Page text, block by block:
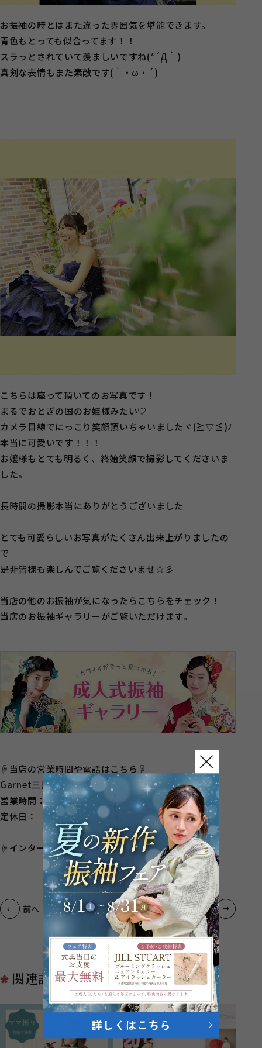
お振袖の時とはまた違った雰囲気を堪能できます。
青色もとっても似合ってます！！
スラっとされていて羨ましいですね(*´Д｀)
真剣な表情もまた素敵です(｀・ω・´)
こちらは座って頂いてのお写真です！
まるでおとぎの国のお姫様みたい♡
カメラ目線でにっこり笑顔頂いちゃいましたヾ(≧▽≦)ﾉ
本当に可愛いです！！！
お嬢様もとても明るく、終始笑顔で撮影してくださいま
した。
長時間の撮影本当にありがとうございました
とても可愛らしいお写真がたくさん出来上がりましたの
で
是非皆様も楽しんでご覧くださいませ☆彡
当店の他のお振袖が気になったらこちらをチェック！
当店のお振袖ギャラリーがご覧いただけます。
☟当店の営業時間や電話はこちら☟
Garnet三島店 ☎： 055-973-3133
営業時間： 10：00～18：30
定休日： 第2・3週火曜、毎週水曜
☟インターネットからのご予約はこちら☟
前へ 一覧へ戻る 次へ
関連記事